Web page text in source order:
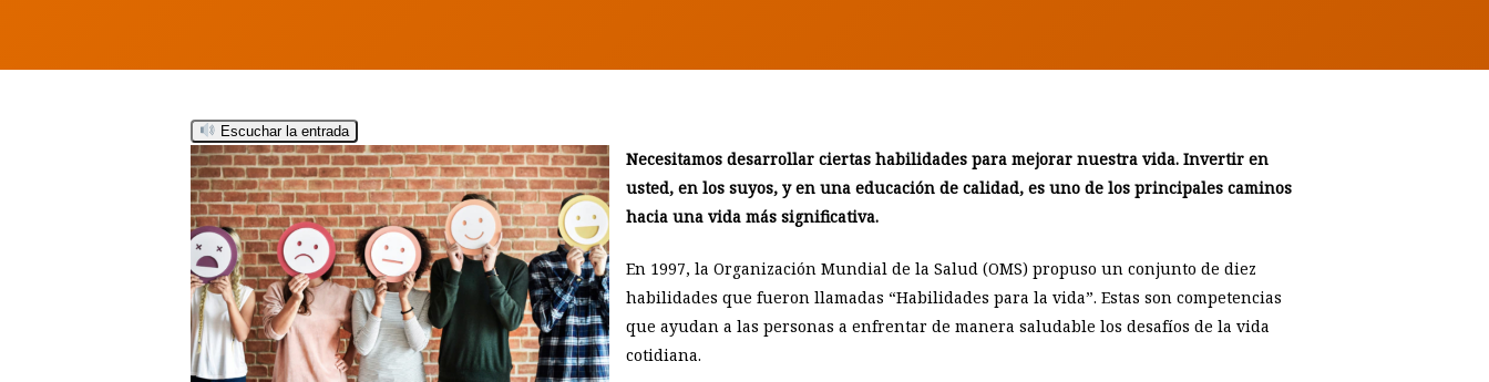
Escuchar la entrada
Necesitamos desarrollar ciertas habilidades para mejorar nuestra vida. Invertir en
usted, en los suyos, y en una educación de calidad, es uno de los principales caminos
hacia una vida más significativa.
En 1997, la Organización Mundial de la Salud (OMS) propuso un conjunto de diez
habilidades que fueron llamadas “Habilidades para la vida”. Estas son competencias
que ayudan a las personas a enfrentar de manera saludable los desafíos de la vida
cotidiana.